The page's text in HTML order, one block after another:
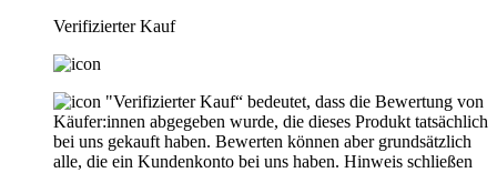
Verifizierter Kauf
"Verifizierter Kauf“ bedeutet, dass die Bewertung von
Käufer:innen abgegeben wurde, die dieses Produkt tatsächlich
bei uns gekauft haben. Bewerten können aber grundsätzlich
alle, die ein Kundenkonto bei uns haben. Hinweis schließen